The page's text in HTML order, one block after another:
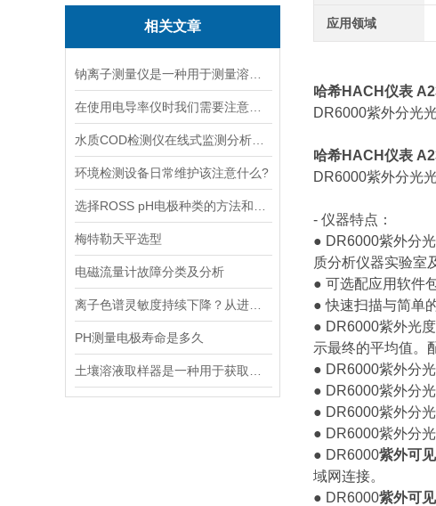
相关文章
环境检测设备日常维护该注意什么?
梅特勒天平选型
电磁流量计故障分类及分析
PH测量电极寿命是多久
应用领域
哈希HACH仪表
DR6000紫外分光
哈希HACH仪表
DR6000紫外分光
- 仪器特点：
● DR6000紫外分
质分析仪器实验室
● 可选配应用软件
● 快速扫描与简单
● DR6000紫外光
示最终的平均值。
● DR6000紫外分
● DR6000紫外分
● DR6000紫外分
● DR6000紫外分
● DR6000紫外可
域网连接。
● DR6000紫外可